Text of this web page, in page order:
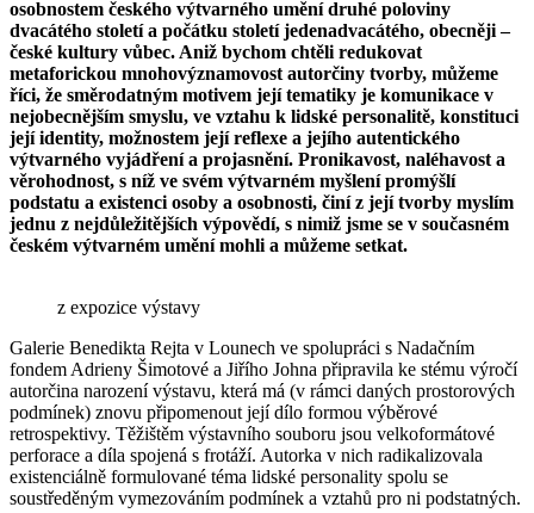
osobnostem českého výtvarného umění druhé poloviny
dvacátého století a počátku století jedenadvacátého, obecněji –
české kultury vůbec. Aniž bychom chtěli redukovat
metaforickou mnohovýznamovost autorčiny tvorby, můžeme
říci, že směrodatným motivem její tematiky je komunikace v
nejobecnějším smyslu, ve vztahu k lidské personalitě, konstituci
její identity, možnostem její reflexe a jejího autentického
výtvarného vyjádření a projasnění. Pronikavost, naléhavost a
věrohodnost, s níž ve svém výtvarném myšlení promýšlí
podstatu a existenci osoby a osobnosti, činí z její tvorby myslím
jednu z nejdůležitějších výpovědí, s nimiž jsme se v současném
českém výtvarném umění mohli a můžeme setkat.
z expozice výstavy
Galerie Benedikta Rejta v Lounech ve spolupráci s Nadačním
fondem Adrieny Šimotové a Jiřího Johna připravila ke stému výročí
autorčina narození výstavu, která má (v rámci daných prostorových
podmínek) znovu připomenout její dílo formou výběrové
retrospektivy. Těžištěm výstavního souboru jsou velkoformátové
perforace a díla spojená s frotáží. Autorka v nich radikalizovala
existenciálně formulované téma lidské personality spolu se
soustředěným vymezováním podmínek a vztahů pro ni podstatných.